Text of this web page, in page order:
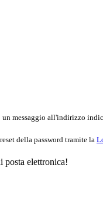
un messaggio all'indirizzo
della password tramite la
posta elettronica!